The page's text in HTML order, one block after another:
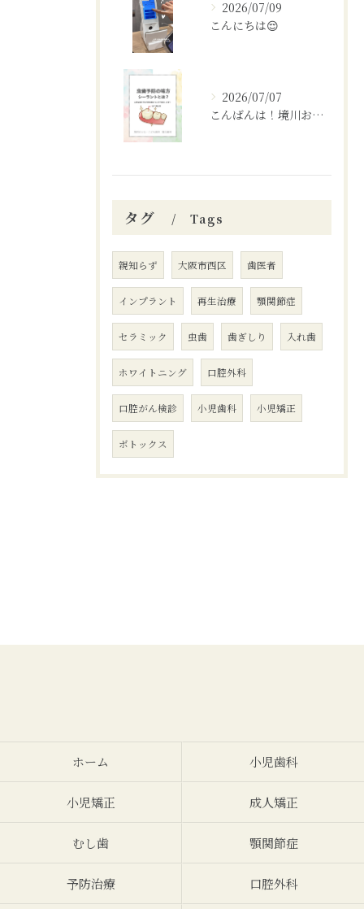
2026/07/09
こんにちは😌
2026/07/07
こんばんは！境川おとなこども歯科矯正歯科です🦷✨
タグ Tags
親知らず 大阪市西区 歯医者
インプラント 再生治療 顎関節症
セラミック 虫歯 歯ぎしり 入れ歯
ホワイトニング 口腔外科
口腔がん検診 小児歯科 小児矯正
ボトックス
ホーム 小児歯科
小児矯正 成人矯正
むし歯 顎関節症
予防治療 口腔外科